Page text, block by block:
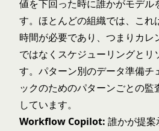
値を下回った時に誰かがモデル
す。ほとんどの組織では、これ
時間が必要であり、つまりカレ
ではなくスケジューリングとリ
す。 パターン別のデータ準備チ
ックのためのパターンごとの
しています。
Workflow Copilot: 誰かが提